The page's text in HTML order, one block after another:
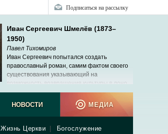
Подписаться на рассылку
Иван Сергеевич Шмелёв (1873–
1950)
Павел Тихомиров
Иван Сергеевич попытался создать
православный роман, самим фактом своего
существования указывающий на
возможность возвращения культуры в лоно
Церкви.
Жизнь Церкви Богослужение
НОВОСТИ МЕДИА